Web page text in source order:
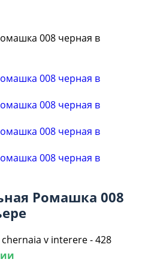
Ромашка 008
v interere - 428